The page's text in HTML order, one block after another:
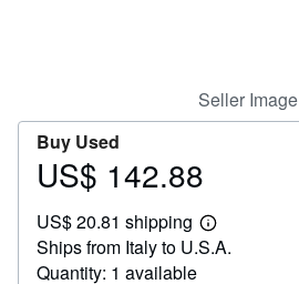
Seller Image
Buy Used
Price
142.88
US$ 142.88
US$ 20.81 shipping
Learn
more
Ships from Italy to U.S.A.
Quantity: 1 available